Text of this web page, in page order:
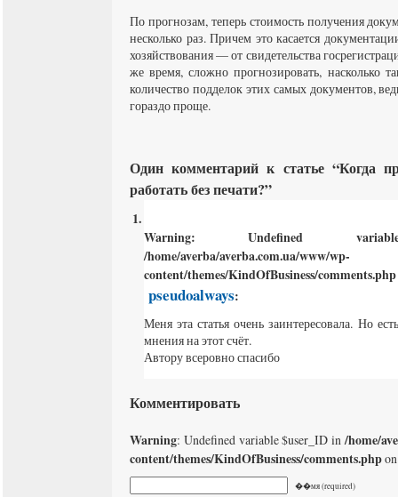
По прогнозам, теперь стоимость получения
несколько раз. Причем это касается
хозяйствования — от свидетельства
же время, сложно прогнозировать, насколько
количество подделок этих самых документов,
гораздо проще.
Один комментарий к статье “Когда
работать без печати?”
Warning: Undefined
/home/averba/averba.com.ua/www/wp-
content/themes/KindOfBusiness/comments.php
pseudoalways:
Меня эта статья очень заинтересовала. Но
мнения на этот счёт.
Автору всеровно спасибо
Комментировать
Warning: Undefined variable $user_ID in/home/
content/themes/KindOfBusiness/comments.php
��мя (required)